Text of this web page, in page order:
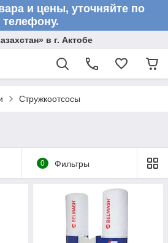
и цены, уточняйте по
телефону.
в г. Актобе
Стружкоотсосы
0 Фильтры